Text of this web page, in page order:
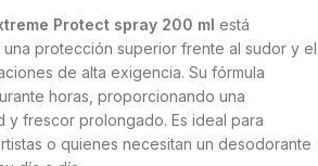
Protect spray 200 ml está
protección superior frente al sudor y el
de alta exigencia. Su fórmula
horas, proporcionando una
y frescor prolongado. Es ideal para
o quienes necesitan un desodorante